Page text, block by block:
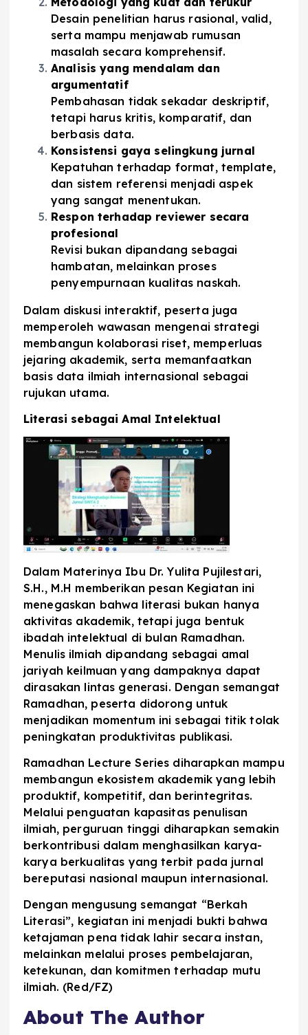
Desain penelitian harus rasional, valid,
serta mampu menjawab rumusan
masalah secara komprehensif.
Analisis yang mendalam dan
argumentatif
Pembahasan tidak sekadar deskriptif,
tetapi harus kritis, komparatif, dan
berbasis data.
Konsistensi gaya selingkung jurnal
Kepatuhan terhadap format, template,
dan sistem referensi menjadi aspek
yang sangat menentukan.
Respon terhadap reviewer secara
profesional
Revisi bukan dipandang sebagai
hambatan, melainkan proses
penyempurnaan kualitas naskah.
Dalam diskusi interaktif, peserta juga
memperoleh wawasan mengenai strategi
membangun kolaborasi riset, memperluas
jejaring akademik, serta memanfaatkan
basis data ilmiah internasional sebagai
rujukan utama.
Literasi sebagai Amal Intelektual
Dalam Materinya Ibu Dr. Yulita Pujilestari,
S.H., M.H memberikan pesan Kegiatan ini
menegaskan bahwa literasi bukan hanya
aktivitas akademik, tetapi juga bentuk
ibadah intelektual di bulan Ramadhan.
Menulis ilmiah dipandang sebagai amal
jariyah keilmuan yang dampaknya dapat
dirasakan lintas generasi. Dengan semangat
Ramadhan, peserta didorong untuk
menjadikan momentum ini sebagai titik tolak
peningkatan produktivitas publikasi.
Ramadhan Lecture Series diharapkan mampu
membangun ekosistem akademik yang lebih
produktif, kompetitif, dan berintegritas.
Melalui penguatan kapasitas penulisan
ilmiah, perguruan tinggi diharapkan semakin
berkontribusi dalam menghasilkan karya-
karya berkualitas yang terbit pada jurnal
bereputasi nasional maupun internasional.
Dengan mengusung semangat “Berkah
Literasi”, kegiatan ini menjadi bukti bahwa
ketajaman pena tidak lahir secara instan,
melainkan melalui proses pembelajaran,
ketekunan, dan komitmen terhadap mutu
ilmiah. (Red/FZ)
About The Author